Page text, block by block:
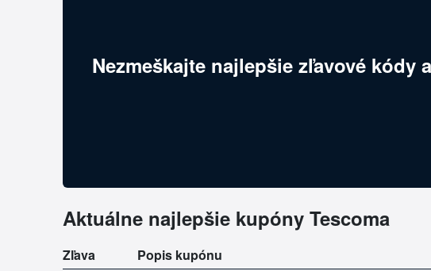
Nezmeškajte najlepšie zľavové
Aktuálne najlepšie kupóny Tescoma
Zľava Popis kupónu